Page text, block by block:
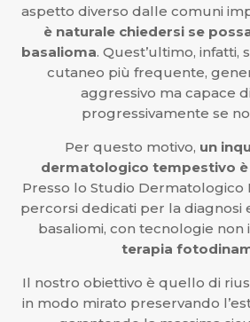
aspetto diverso dalle comuni
è naturale chiedersi se
basalioma. Quest’ultimo,
cutaneo più frequente,
aggressivo ma capace
progressivamente se
Per questo motivo, un
dermatologico tempestivo
Presso lo Studio Dermatologico
percorsi dedicati per la diagnosi
basaliomi, con tecnologie non
terapia
Il nostro obiettivo è quello di
in modo mirato preservando